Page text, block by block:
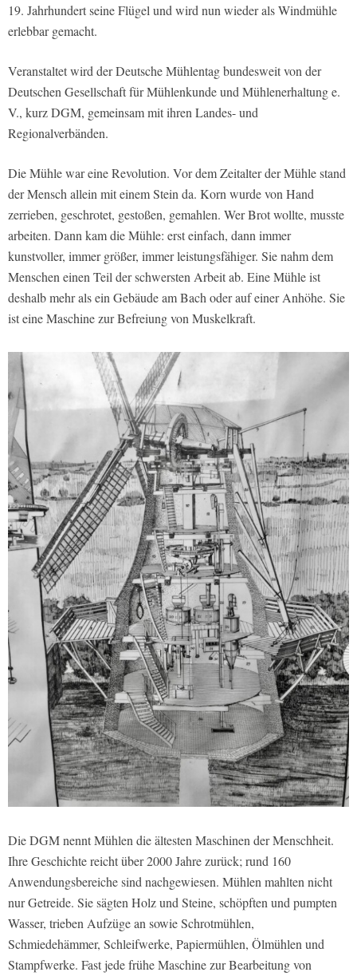
19. Jahrhundert seine Flügel und wird nun wieder als Windmühle
erlebbar gemacht.
Veranstaltet wird der Deutsche Mühlentag bundesweit von der
Deutschen Gesellschaft für Mühlenkunde und Mühlenerhaltung e.
V., kurz DGM, gemeinsam mit ihren Landes- und
Regionalverbänden.
Die Mühle war eine Revolution. Vor dem Zeitalter der Mühle stand
der Mensch allein mit einem Stein da. Korn wurde von Hand
zerrieben, geschrotet, gestoßen, gemahlen. Wer Brot wollte, musste
arbeiten. Dann kam die Mühle: erst einfach, dann immer
kunstvoller, immer größer, immer leistungsfähiger. Sie nahm dem
Menschen einen Teil der schwersten Arbeit ab. Eine Mühle ist
deshalb mehr als ein Gebäude am Bach oder auf einer Anhöhe. Sie
ist eine Maschine zur Befreiung von Muskelkraft.
Die DGM nennt Mühlen die ältesten Maschinen der Menschheit.
Ihre Geschichte reicht über 2000 Jahre zurück; rund 160
Anwendungsbereiche sind nachgewiesen. Mühlen mahlten nicht
nur Getreide. Sie sägten Holz und Steine, schöpften und pumpten
Wasser, trieben Aufzüge an sowie Schrotmühlen,
Schmiedehämmer, Schleifwerke, Papiermühlen, Ölmühlen und
Stampfwerke. Fast jede frühe Maschine zur Bearbeitung von